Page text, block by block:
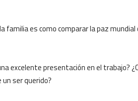
familia es como comparar la paz mundial
excelente presentación en el trabajo?
un ser querido?